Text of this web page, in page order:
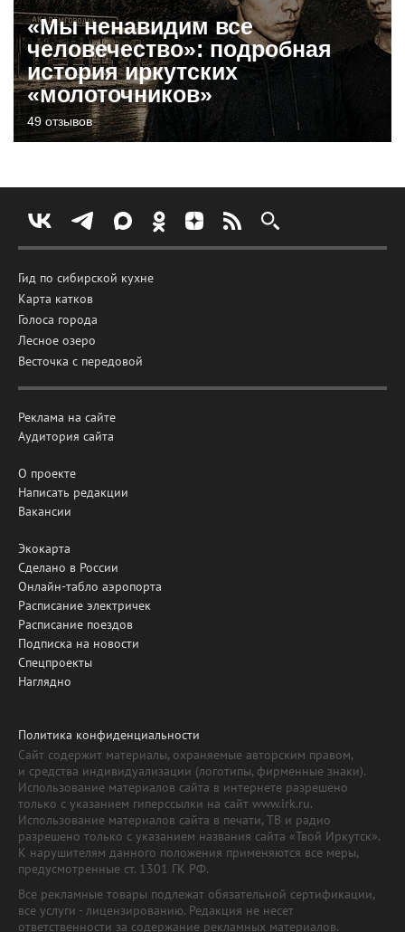
«Мы ненавидим все
человечество»: подробная
история иркутских
«молоточников»
49 отзывов
Гид по сибирской кухне
Карта катков
Голоса города
Лесное озеро
Весточка с передовой
Реклама на сайте
Аудитория сайта
О проекте
Написать редакции
Вакансии
Экокарта
Сделано в России
Онлайн-табло аэропорта
Расписание электричек
Расписание поездов
Подписка на новости
Спецпроекты
Наглядно
Политика конфиденциальности
Сайт содержит материалы, охраняемые авторским правом,
и средства индивидуализации (логотипы, фирменные знаки).
Использование материалов сайта в интернете разрешено
только с указанием гиперссылки на сайт www.irk.ru.
Использование материалов сайта в печати, ТВ и радио
разрешено только с указанием названия сайта «Твой Иркутск».
К нарушителям данного положения применяются все меры,
предусмотренные ст. 1301 ГК РФ.
Все рекламные товары подлежат обязательной сертификации,
все услуги - лицензированию. Редакция не несет
ответственности за содержание рекламных материалов.